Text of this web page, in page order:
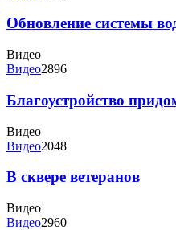
Обновление системы
Видео
Видео2896
Благоустройство
Видео
Видео2048
В сквере ветеранов
Видео
Видео2960